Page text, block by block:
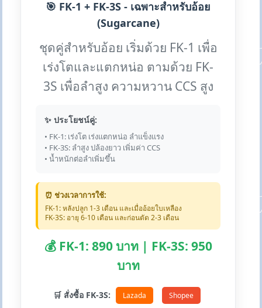
🎯 FK-1 + FK-3S - เฉพาะสำหรับอ้อย
(Sugarcane)
ชุดคู่สำหรับอ้อย เริ่มด้วย FK-1 เพื่อ
เร่งโตและแตกหน่อ ตามด้วย FK-
3S เพื่อลำสูง ความหวาน CCS สูง
✨ ประโยชน์คู่:
• FK-1: เร่งโต เร่งแตกหน่อ ลำแข็งแรง
• FK-3S: ลำสูง ปล้องยาว เพิ่มค่า CCS
• น้ำหนักต่อลำเพิ่มขึ้น
⏰ ช่วงเวลาการใช้:
FK-1: หลังปลูก 1-3 เดือน และเมื่ออ้อยใบเหลือง
FK-3S: อายุ 6-10 เดือน และก่อนตัด 2-3 เดือน
💰 FK-1: 890 บาท | FK-3S: 950
บาท
🛒 สั่งซื้อ FK-3S: Lazada Shopee